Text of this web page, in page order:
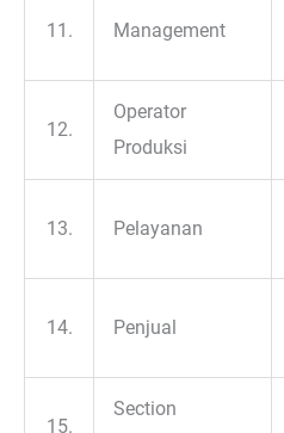
11. Management
12.
Operator
Produksi
13. Pelayanan
14. Penjual
15.
Section